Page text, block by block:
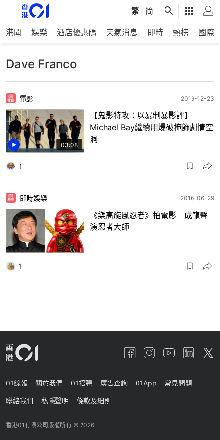
繁 简
港聞 娛樂 酒店優惠碼 天氣消息 即時 熱榜 國際
Dave Franco
03:08
電影 2019-12-23
【鬼影特攻：以暴制暴影評】
Michael Bay繼續用爆破掩飾劇情空
洞
1
即時娛樂 2016-06-29
《樂高旋風忍者》拍電影 成龍聲
演忍者大師
1
01線報 關於我們 01招聘 廣告查詢 01App 常見問題
聯絡我們 私隱聲明 條款及細則
香港01有限公司版權所有 © 2026